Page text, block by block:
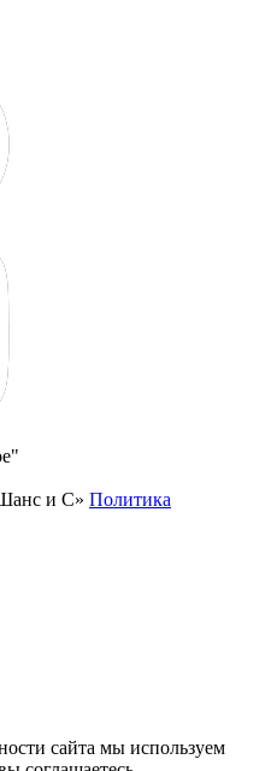
и С» Политика
сайта мы используем